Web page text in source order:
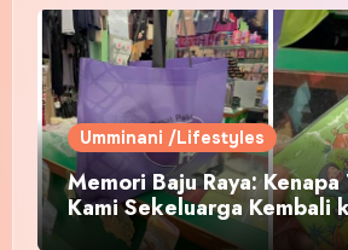
Umminani /Lifestyles
Memori Baju Raya: Kenapa
Kami Sekeluarga Kembali
Pakaian Hari-Hari?